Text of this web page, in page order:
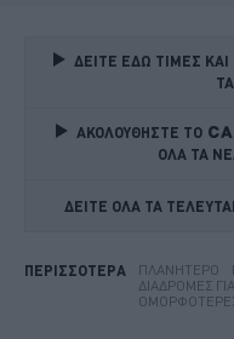
ΔΕΙΤΕ ΕΔΩ ΤΙΜΕΣ
ΑΚΟΛΟΥΘΗΣΤΕ ΤΟ
ΟΛΑ ΤΑ
ΔΕΙΤΕ ΟΛΑ ΤΑ
ΠΕΡΙΣΣΟΤΕΡΑ ΠΛΑΝΗΤΈΡΟ
ΔΙΑΔΡΟΜΈΣ